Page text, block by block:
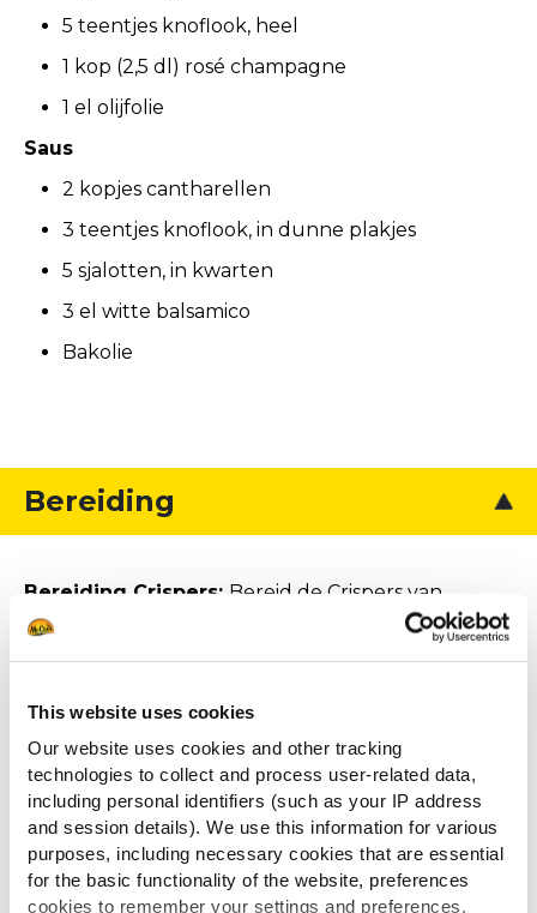
This website uses cookies
Our website uses cookies and other tracking
technologies to collect and process user-related data,
including personal identifiers (such as your IP address
and session details). We use this information for various
purposes, including necessary cookies that are essential
for the basic functionality of the website, preferences
cookies to remember your settings and preferences,
5 teentjes knoflook, heel
1 kop (2,5 dl) rosé champagne
1 el olijfolie
Saus
2 kopjes cantharellen
3 teentjes knoflook, in dunne plakjes
5 sjalotten, in kwarten
3 el witte balsamico
Bakolie
Bereiding
Bereiding Crispers: Bereid de Crispers van
McCain volgens de instructies op de verpakking.
Kip
Kruid de kip met een snuf zeezout en
Verhit de olie in een pan op hoog vuur. Leg de
kip met de huidzijde naar beneden en bak 2
minuten.
Zet het vuur middelhoog-hoog en bak de kip
verder, huidzijde naar beneden. Verplaats af